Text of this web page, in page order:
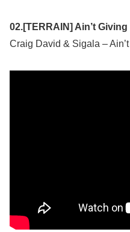
02.[TERRAIN] Ain’t
Craig David & Sigala –